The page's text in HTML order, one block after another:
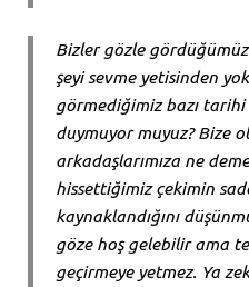
Bizler gözle
şeyi sevme yetisinden
görmediğimiz bazı
duymuyor muyuz? Bize
arkadaşlarımıza ne
hissettiğimiz çekimin
kaynaklandığını
göze hoş gelebilir ama
geçirmeye yetmez. Ya